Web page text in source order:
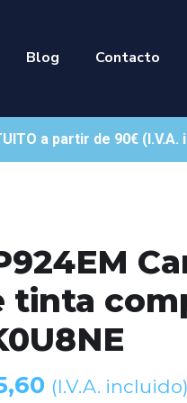
Blog Contacto
a partir de 90€ (I.V.A.
tinta
(I.V.A. incluido)